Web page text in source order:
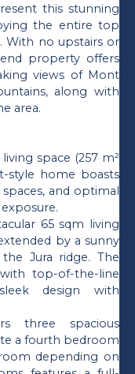
this stunning
the entire top
With no upstairs or
property offers
views of Mont
along with
area.
space (257 m²
style home boasts
and optimal
65 sqm living
by a sunny
Jura ridge. The
top-of-the-line
design with
three spacious
a fourth bedroom
depending on